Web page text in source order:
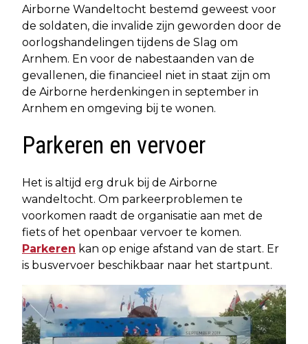
Airborne Wandeltocht bestemd geweest voor
de soldaten, die invalide zijn geworden door de
oorlogshandelingen tijdens de Slag om
Arnhem. En voor de nabestaanden van de
gevallenen, die financieel niet in staat zijn om
de Airborne herdenkingen in september in
Arnhem en omgeving bij te wonen.
Parkeren en vervoer
Het is altijd erg druk bij de Airborne
wandeltocht. Om parkeerproblemen te
voorkomen raadt de organisatie aan met de
fiets of het openbaar vervoer te komen.
Parkeren kan op enige afstand van de start. Er
is busvervoer beschikbaar naar het startpunt.